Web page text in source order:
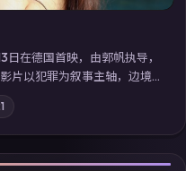
在德国首映，由郭帆执导，
片以犯罪为叙事主轴，边境
摄影与配乐强化地域气质；
视剧在线看」延展检索同类
。